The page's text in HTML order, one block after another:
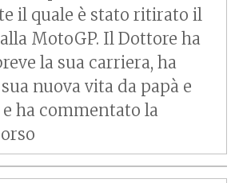
il quale è stato ritirato il
MotoGP. Il Dottore ha
la sua carriera, ha
nuova vita da papà e
ha commentato la